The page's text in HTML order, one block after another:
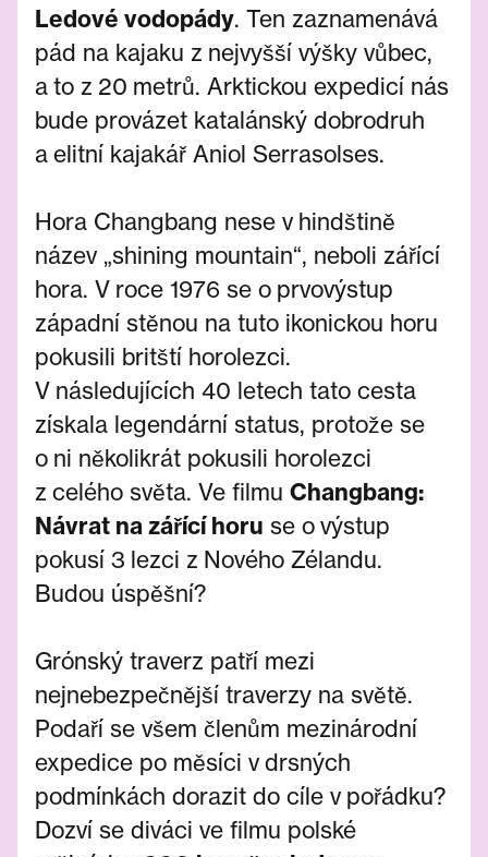
Ledové vodopády. Ten zaznamenává
pád na kajaku z nejvyšší výšky vůbec,
a to z 20 metrů. Arktickou expedicí nás
bude provázet katalánský dobrodruh
a elitní kajakář Aniol Serrasolses.
Hora Changbang nese v hindštině
název „shining mountain“, neboli zářící
hora. V roce 1976 se o prvovýstup
západní stěnou na tuto ikonickou horu
pokusili britští horolezci.
V následujících 40 letech tato cesta
získala legendární status, protože se
o ni několikrát pokusili horolezci
z celého světa. Ve filmu Changbang:
Návrat na zářící horu se o výstup
pokusí 3 lezci z Nového Zélandu.
Budou úspěšní?
Grónský traverz patří mezi
nejnebezpečnější traverzy na světě.
Podaří se všem členům mezinárodní
expedice po měsíci v drsných
podmínkách dorazit do cíle v pořádku?
Dozví se diváci ve filmu polské